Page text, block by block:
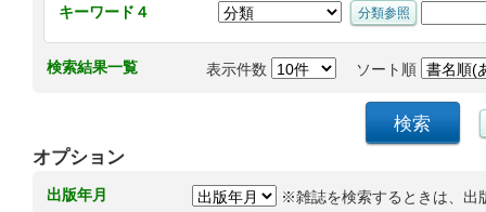
キーワード４
検索結果一覧 表示件数 ソート順
オプション
出版年月
※雑誌を検索するときは、出